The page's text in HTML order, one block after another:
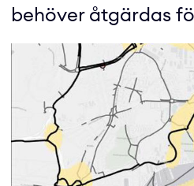
behöver åtgärdas